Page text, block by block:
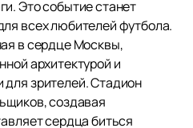
Это событие станет
всех любителей футбола.
в сердце Москвы,
архитектурой и
зрителей. Стадион
создавая
сердца биться